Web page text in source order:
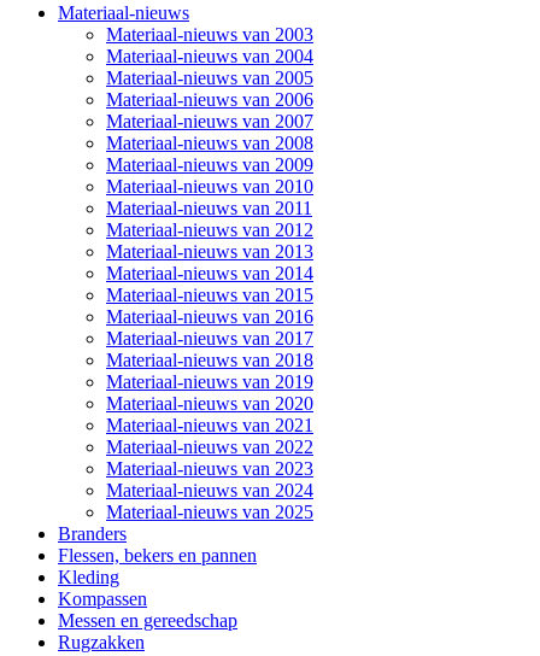
Materiaal-nieuws
Materiaal-nieuws van 2003
Materiaal-nieuws van 2004
Materiaal-nieuws van 2005
Materiaal-nieuws van 2006
Materiaal-nieuws van 2007
Materiaal-nieuws van 2008
Materiaal-nieuws van 2009
Materiaal-nieuws van 2010
Materiaal-nieuws van 2011
Materiaal-nieuws van 2012
Materiaal-nieuws van 2013
Materiaal-nieuws van 2014
Materiaal-nieuws van 2015
Materiaal-nieuws van 2016
Materiaal-nieuws van 2017
Materiaal-nieuws van 2018
Materiaal-nieuws van 2019
Materiaal-nieuws van 2020
Materiaal-nieuws van 2021
Materiaal-nieuws van 2022
Materiaal-nieuws van 2023
Materiaal-nieuws van 2024
Materiaal-nieuws van 2025
Branders
Flessen, bekers en pannen
Kleding
Kompassen
Messen en gereedschap
Rugzakken